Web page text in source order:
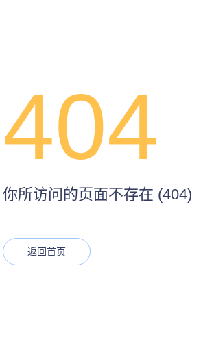
404
你所访问的页面不存在 (404)
返回首页